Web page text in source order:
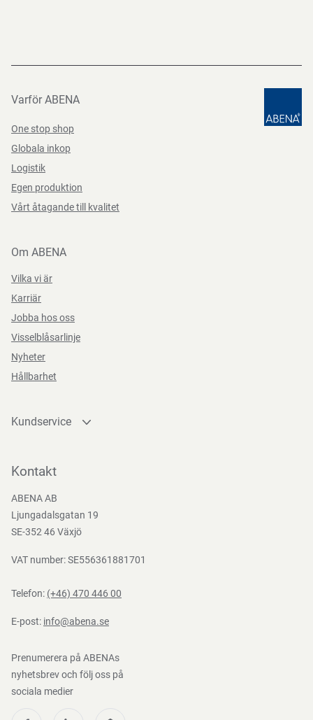
inkontinensprodukter
du
besväras
av
urinläckaget.
Det
trygghet,
komfort
och
värdighet
Tänk
på
välja
och
absorptionsnivå,
snarare
än
enbart
största
Hudvänliga
och
andningsbara
Varför ABENA
One stop shop
Globala inkop
Logistik
Egen produktion
Vårt åtagande till kvalitet
Om ABENA
Vilka vi är
Karriär
Jobba hos oss
Visselblåsarlinje
Nyheter
Hållbarhet
Kundservice
Bli kund
Nedladdningar
Kontakt
ABENA AB
Ljungadalsgatan 19
SE-352 46 Växjö
VAT number: SE556361881701
Telefon: (+46) 470 446 00
E-post: info@abena.se
Prenumerera på ABENAs
nyhetsbrev och följ oss på
sociala medier